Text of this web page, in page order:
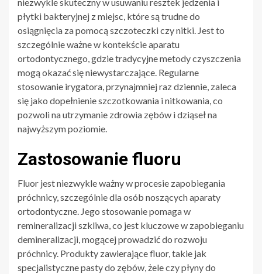
płytki bakteryjnej z miejsc, które są trudne do
osiągnięcia za pomocą szczoteczki czy nitki. Jest to
szczególnie ważne w kontekście aparatu
ortodontycznego, gdzie tradycyjne metody czyszczenia
mogą okazać się niewystarczające. Regularne
stosowanie irygatora, przynajmniej raz dziennie, zaleca
się jako dopełnienie szczotkowania i nitkowania, co
pozwoli na utrzymanie zdrowia zębów i dziąseł na
najwyższym poziomie.
Zastosowanie fluoru
Fluor jest niezwykle ważny w procesie zapobiegania
próchnicy, szczególnie dla osób noszących aparaty
ortodontyczne. Jego stosowanie pomaga w
remineralizacji szkliwa, co jest kluczowe w zapobieganiu
demineralizacji, mogącej prowadzić do rozwoju
próchnicy. Produkty zawierające fluor, takie jak
specjalistyczne pasty do zębów, żele czy płyny do